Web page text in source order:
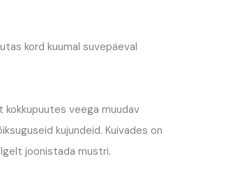
kord kuumal suvepäeval
kokkupuutes veega muudav
kujundeid. Kuivades on
joonistada mustri.